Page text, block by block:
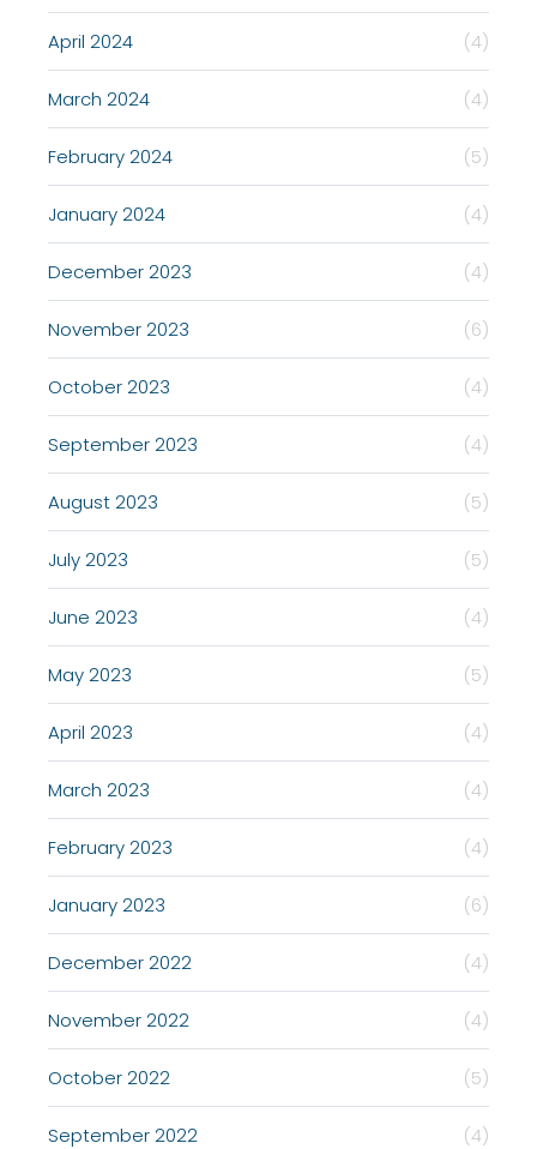
April 2024 (4)
March 2024 (4)
February 2024 (5)
January 2024 (4)
December 2023 (4)
November 2023 (6)
October 2023 (4)
September 2023 (4)
August 2023 (5)
July 2023 (5)
June 2023 (4)
May 2023 (5)
April 2023 (4)
March 2023 (4)
February 2023 (4)
January 2023 (6)
December 2022 (4)
November 2022 (4)
October 2022 (5)
September 2022 (4)